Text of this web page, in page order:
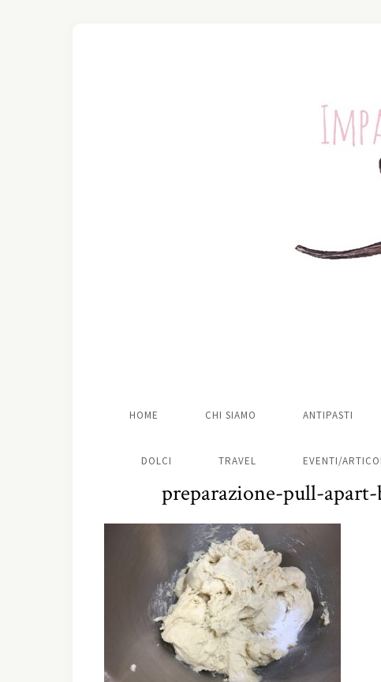
HOME CHI SIAMO ANTIPASTI
DOLCI TRAVEL EVENTI/
preparazione-pull-